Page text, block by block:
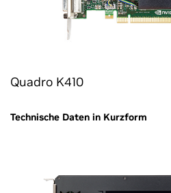
Quadro K410
Technische Daten in Kurzform